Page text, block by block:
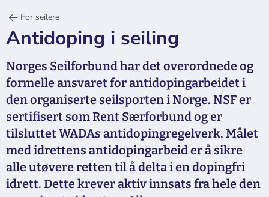
For seilere
Antidoping i seiling
Norges Seilforbund har det overordnede og
formelle ansvaret for antidopingarbeidet i
den organiserte seilsporten i Norge. NSF er
sertifisert som Rent Særforbund og er
tilsluttet WADAs antidopingregelverk. Målet
med idrettens antidopingarbeid er å sikre
alle utøvere retten til å delta i en dopingfri
idrett. Dette krever aktiv innsats fra hele den